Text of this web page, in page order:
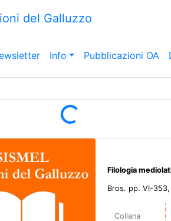
del Galluzzo
Info Pubblicazioni OA
Loading...
Filologia
Bros. pp. VI-
Collana